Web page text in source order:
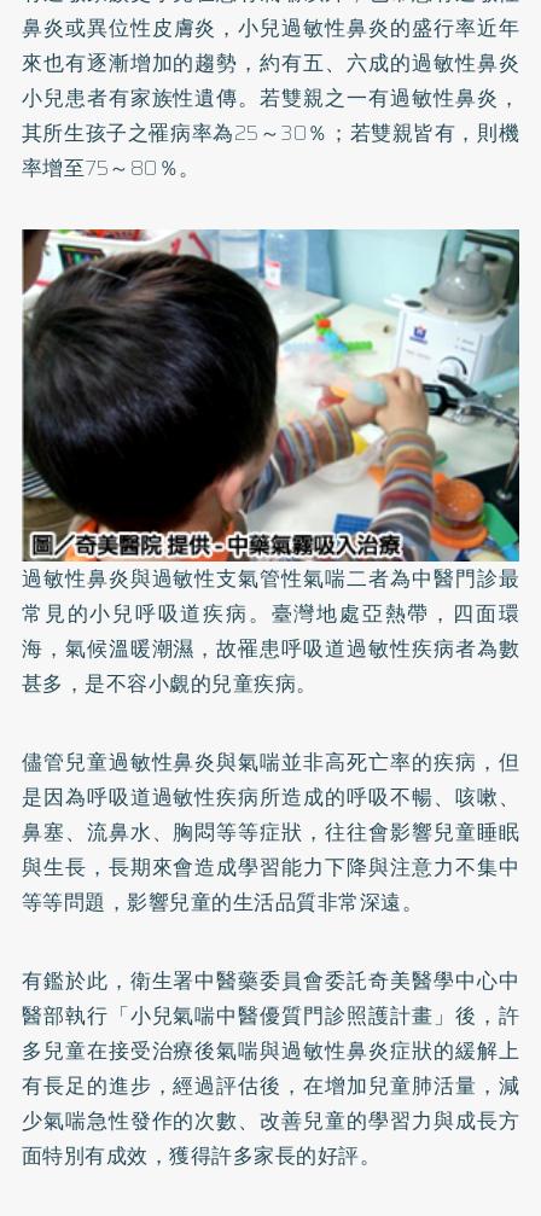
鼻炎或異位性皮膚炎 ，小兒過敏性鼻炎的盛行率近年
來也有逐漸增加的趨勢，約有五、六成的過敏性鼻炎
小兒患者有家族性遺傳。若雙親之一有過敏性鼻炎，
其所生孩子之罹病率為25～30％；若雙親皆有，則機
率增至75～80％。
過敏性鼻炎與過敏性支氣管性氣喘二者為中醫門診最
常見的小兒呼吸道疾病。臺灣地處亞熱帶，四面環
海，氣候溫暖潮濕，故罹患呼吸道過敏性疾病者為數
甚多，是不容小覷的兒童疾病。
儘管兒童過敏性鼻炎與氣喘並非高死亡率的疾病，但
是因為呼吸道過敏性疾病所造成的呼吸不暢、咳嗽、
鼻塞、流鼻水、胸悶等等症狀，往往會影響兒童睡眠
與生長，長期來會造成學習能力下降與注意力不集中
等等問題，影響兒童的生活品質非常深遠。
有鑑於此，衛生署中醫藥委員會委託奇美醫學中心中
醫部執行「小兒氣喘中醫優質門診照護計畫」後，許
多兒童在接受治療後氣喘與過敏性鼻炎症狀的緩解上
有長足的進步，經過評估後，在增加兒童肺活量，減
少氣喘急性發作的次數、改善兒童的學習力與成長方
面特別有成效，獲得許多家長的好評。